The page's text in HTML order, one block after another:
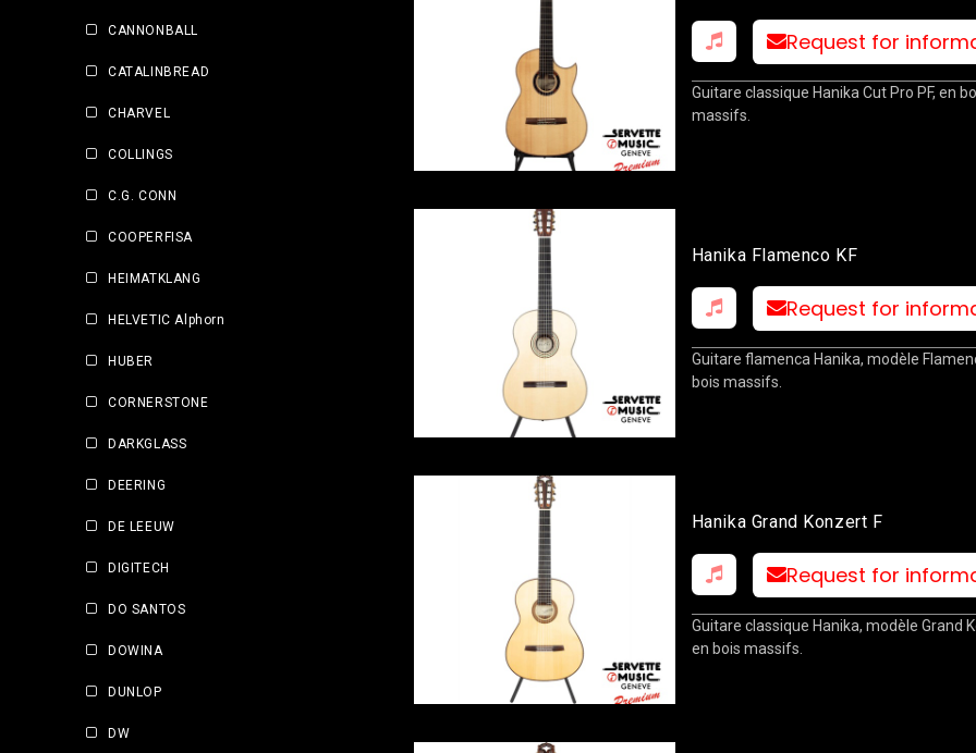
CANNONBALL
CATALINBREAD
CHARVEL
COLLINGS
C.G. CONN
COOPERFISA
HEIMATKLANG
HELVETIC Alphorn
HUBER
CORNERSTONE
DARKGLASS
DEERING
DE LEEUW
DIGITECH
DO SANTOS
DOWINA
DUNLOP
DW
Request for
Guitare classique Hanika Cut Pro PF, en
massifs.
Hanika Flamenco KF
Request for
Guitare flamenca Hanika, modèle
bois massifs.
Hanika Grand Konzert F
Request for
Guitare classique Hanika, modèle Grand
en bois massifs.